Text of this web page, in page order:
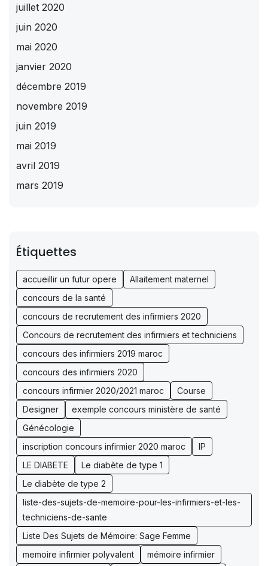
juillet 2020
juin 2020
mai 2020
janvier 2020
décembre 2019
novembre 2019
juin 2019
mai 2019
avril 2019
mars 2019
Étiquettes
accueillir un futur opere
Allaitement maternel
concours de la santé
concours de recrutement des infirmiers 2020
Concours de recrutement des infirmiers et techniciens
concours des infirmiers 2019 maroc
concours des infirmiers 2020
concours infirmier 2020/2021 maroc
Course
Designer
exemple concours ministère de santé
Génécologie
inscription concours infirmier 2020 maroc
IP
LE DIABETE
Le diabète de type 1
Le diabète de type 2
liste-des-sujets-de-memoire-pour-les-infirmiers-et-les-
techniciens-de-sante
Liste Des Sujets de Mémoire: Sage Femme
memoire infirmier polyvalent
mémoire infirmier